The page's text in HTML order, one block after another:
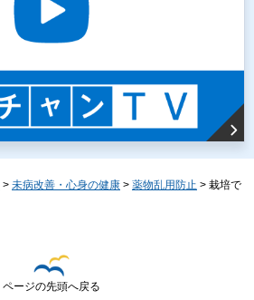
> 未病改善・心身の健康 > 薬物乱用防止 > 栽培で
ページの先頭へ戻る